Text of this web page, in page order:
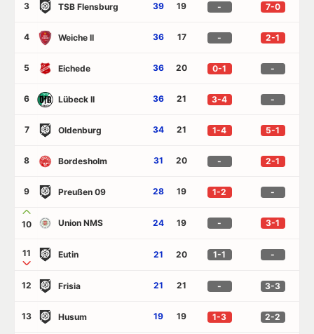
3 TSB Flensburg 39 19 - 7-0
4 Weiche II 36 17 - 2-1
5 Eichede 36 20 0-1 -
6 Lübeck II 36 21 3-4 -
7 Oldenburg 34 21 1-4 5-1
8 Bordesholm 31 20 - 2-1
9 Preußen 09 28 19 1-2 -
10 Union NMS 24 19 - 3-1
11 Eutin 21 20 1-1 -
12 Frisia 21 21 - 3-3
13 Husum 19 19 1-3 2-2